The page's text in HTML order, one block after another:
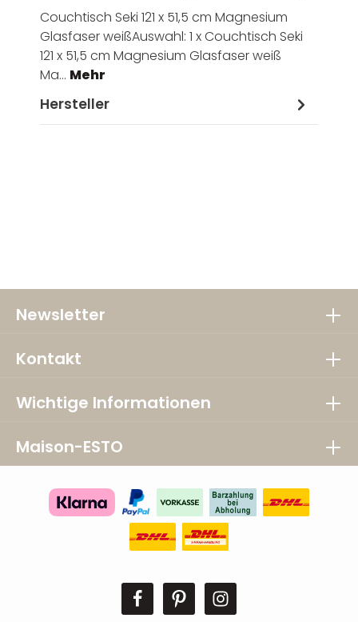
Couchtisch Seki 121 x 51,5 cm Magnesium
Glasfaser weißAuswahl: 1 x Couchtisch Seki
121 x 51,5 cm Magnesium Glasfaser weiß
Ma… Mehr
Hersteller
Newsletter
Kontakt
Wichtige Informationen
Maison-ESTO